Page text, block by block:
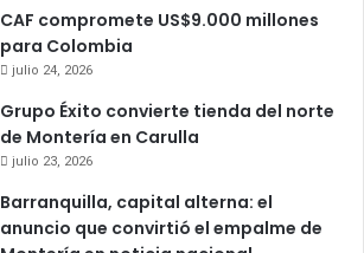
CAF compromete US$9.000 millones
para Colombia
julio 24, 2026
Grupo Éxito convierte tienda del norte
de Montería en Carulla
julio 23, 2026
Barranquilla, capital alterna: el
anuncio que convirtió el empalme de